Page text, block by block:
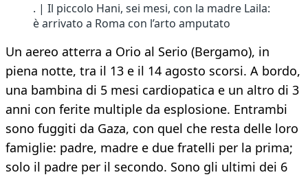
. | Il piccolo Hani, sei mesi, con la madre Laila:
è arrivato a Roma con l’arto amputato
Un aereo atterra a Orio al Serio (Bergamo), in
piena notte, tra il 13 e il 14 agosto scorsi. A bordo,
una bambina di 5 mesi cardiopatica e un altro di 3
anni con ferite multiple da esplosione. Entrambi
sono fuggiti da Gaza, con quel che resta delle loro
famiglie: padre, madre e due fratelli per la prima;
solo il padre per il secondo. Sono gli ultimi dei 6